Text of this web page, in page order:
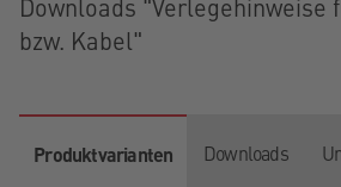
Downloads "Verlegehinweise
bzw. Kabel"
Produktvarianten Downloads